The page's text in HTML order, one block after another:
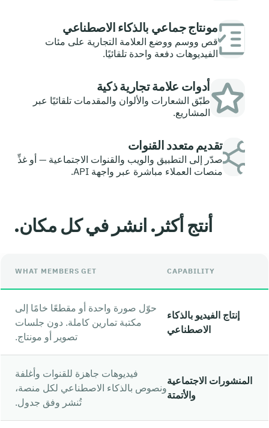
مونتاج جماعي بالذكاء الاصطناعي
قص ووسم ووضع العلامة التجارية على مئات
الفيديوهات دفعة واحدة تلقائيًا.
أدوات علامة تجارية ذكية
طبّق الشعارات والألوان والمقدمات تلقائيًا عبر
المشاريع.
تقديم متعدد القنوات
صدّر إلى التطبيق والويب والقنوات الاجتماعية — أو غذِّ
منصات العملاء مباشرة عبر واجهة API.
أنتج أكثر. انشر في كل مكان.
CAPABILITY
WHAT MEMBERS GET
إنتاج الفيديو بالذكاء
الاصطناعي
حوّل صورة واحدة أو مقطعًا خامًا إلى
مكتبة تمارين كاملة. دون جلسات
تصوير أو مونتاج.
المنشورات الاجتماعية
والأتمتة
فيديوهات جاهزة للقنوات وأغلفة
ونصوص بالذكاء الاصطناعي لكل منصة،
تُنشر وفق جدول.